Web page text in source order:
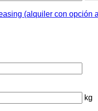
(alquiler con opción
kg